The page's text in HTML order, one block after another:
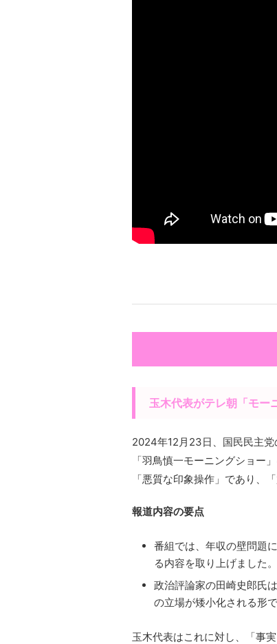
玉木代表がテレ朝「モー
2024年12月23日、国民民主
「羽鳥慎一モーニングショー
「悪質な印象操作」であり、
報道内容の要点
番組では、年収の壁問題
る内容を取り上げました。
政治評論家の田崎史郎氏
の立場が矮小化される形
玉木代表はこれに対し、「事